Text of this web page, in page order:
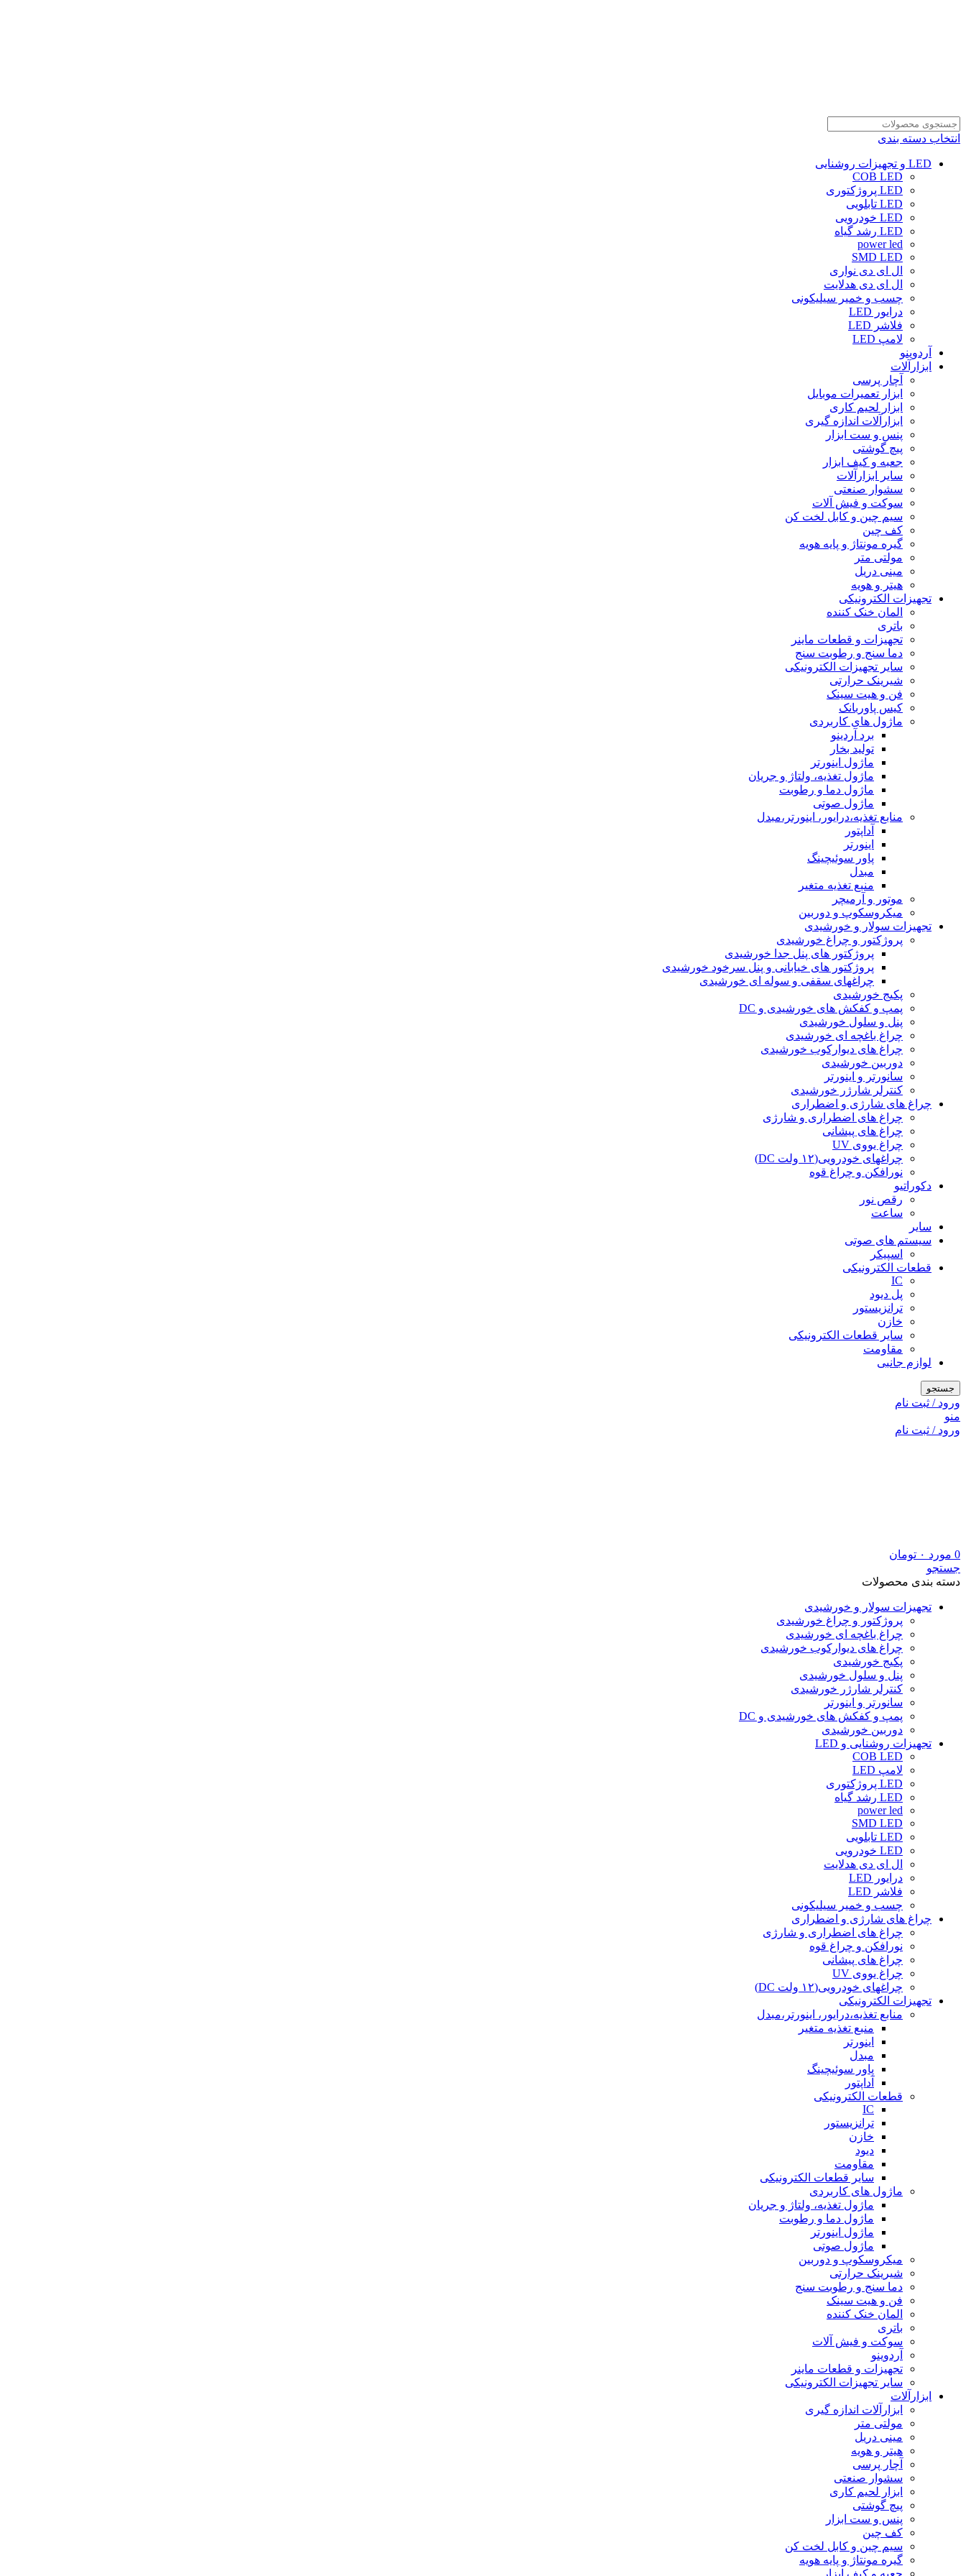
انتخاب دسته بندی
LED و تجهیزات روشنایی
COB LED
LED پروژکتوری
LED تابلویی
LED خودرویی
LED رشد گیاه
power led
SMD LED
ال ای دی نواری
ال ای دی هدلایت
چسب و خمیر سیلیکونی
درایور LED
فلاشر LED
لامپ LED
آردوینو
ابزارآلات
آچار پرسی
ابزار تعمیرات موبایل
ابزار لحیم کاری
ابزارآلات اندازه گیری
پنس و ست ابزار
پیچ گوشتی
جعبه و کیف ابزار
سایر ابزارآلات
سشوار صنعتی
سوکت و فیش آلات
سیم چین و کابل لخت کن
کف چین
گیره مونتاژ و پایه هویه
مولتی متر
مینی دریل
هیتر و هویه
تجهیزات الکترونیکی
المان خنک کننده
باتری
تجهیزات و قطعات ماینر
دما سنج و رطوبت سنج
سایر تجهیزات الکترونیکی
شیرینک حرارتی
فن و هیت سینک
کیس پاوربانک
ماژول های کاربردی
برد آردینو
تولید بخار
ماژول اینورتر
ماژول تغذیه، ولتاژ و جریان
ماژول دما و رطوبت
ماژول صوتی
منابع تغذیه،درایور، اینورتر،مبدل
آداپتور
اینورتر
پاور سوئیچینگ
مبدل
منبع تغذیه متغیر
موتور و آرمیچر
میکروسکوپ و دوربین
تجهیزات سولار و خورشیدی
پروژکتور و چراغ خورشیدی
پروژکتور های پنل جدا خورشیدی
پروژکتور های خیابانی و پنل سرخود خورشیدی
چراغهای سقفی و سوله ای خورشیدی
پکیج خورشیدی
پمپ و کفکش های خورشیدی و DC
پنل و سلول خورشیدی
چراغ باغچه ای خورشیدی
چراغ های دیوارکوب خورشیدی
دوربین خورشیدی
سانورتر و اینورتر
کنترلر شارژر خورشیدی
چراغ های شارژی و اضطراری
چراغ های اضطراری و شارژی
چراغ های پیشانی
چراغ یووی UV
چراغهای خودرویی(۱۲ ولت DC)
نورافکن و چراغ قوه
دکوراتیو
رقص نور
ساعت
سایر
سیستم های صوتی
اسپیکر
قطعات الکترونیکی
IC
پل دیود
ترانزیستور
خازن
سایر قطعات الکترونیکی
مقاومت
لوازم جانبی
جستجو
ورود / ثبت نام
منو
ورود / ثبت نام
0 مورد ۰ تومان
جستجو
دسته بندی محصولات
تجهیزات سولار و خورشیدی
پروژکتور و چراغ خورشیدی
چراغ باغچه ای خورشیدی
چراغ های دیوارکوب خورشیدی
پکیج خورشیدی
پنل و سلول خورشیدی
کنترلر شارژر خورشیدی
سانورتر و اینورتر
پمپ و کفکش های خورشیدی و DC
دوربین خورشیدی
تجهیزات روشنایی و LED
COB LED
لامپ LED
LED پروژکتوری
LED رشد گیاه
power led
SMD LED
LED تابلویی
LED خودرویی
ال ای دی هدلایت
درایور LED
فلاشر LED
چسب و خمیر سیلیکونی
چراغ های شارژی و اضطراری
چراغ های اضطراری و شارژی
نورافکن و چراغ قوه
چراغ های پیشانی
چراغ یووی UV
چراغهای خودرویی(۱۲ ولت DC)
تجهیزات الکترونیکی
منابع تغذیه،درایور، اینورتر،مبدل
منبع تغذیه متغیر
اینورتر
مبدل
پاور سوئیچینگ
آداپتور
قطعات الکترونیکی
IC
ترانزیستور
خازن
دیود
مقاومت
سایر قطعات الکترونیکی
ماژول های کاربردی
ماژول تغذیه، ولتاژ و جریان
ماژول دما و رطوبت
ماژول اینورتر
ماژول صوتی
میکروسکوپ و دوربین
شیرینک حرارتی
دما سنج و رطوبت سنج
فن و هیت سینک
المان خنک کننده
باتری
سوکت و فیش آلات
آردوینو
تجهیزات و قطعات ماینر
سایر تجهیزات الکترونیکی
ابزارآلات
ابزارآلات اندازه گیری
مولتی متر
مینی دریل
هیتر و هویه
آچار پرسی
سشوار صنعتی
ابزار لحیم کاری
پیچ گوشتی
پنس و ست ابزار
کف چین
سیم چین و کابل لخت کن
گیره مونتاژ و پایه هویه
جعبه و کیف ابزار